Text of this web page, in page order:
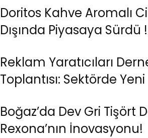
Doritos Kahve Aromalı
Dışında Piyasaya Sürdü !
Reklam Yaratıcıları
Toplantısı: Sektörde
Boğaz’da Dev Gri Tişört
Rexona’nın İnovasyonu!